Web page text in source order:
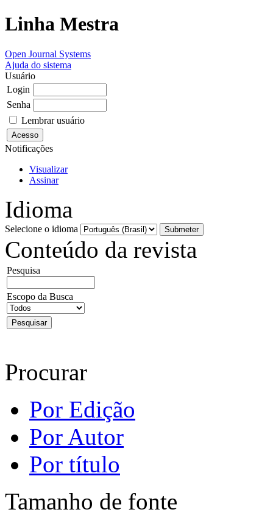
Linha Mestra
Open Journal Systems
Ajuda do sistema
Usuário
Login
Senha
Lembrar usuário
Notificações
Visualizar
Assinar
Idioma
Selecione o idioma
Conteúdo da revista
Pesquisa
Escopo da Busca
Procurar
Por Edição
Por Autor
Por título
Tamanho de fonte